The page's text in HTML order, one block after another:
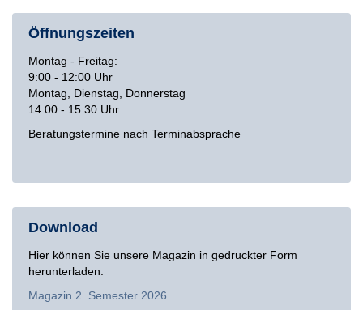
Öffnungszeiten
Montag - Freitag:
9:00 - 12:00 Uhr
Montag, Dienstag, Donnerstag
14:00 - 15:30 Uhr
Beratungstermine nach Terminabsprache
Download
Hier können Sie unsere Magazin in gedruckter Form
herunterladen:
Magazin 2. Semester 2026